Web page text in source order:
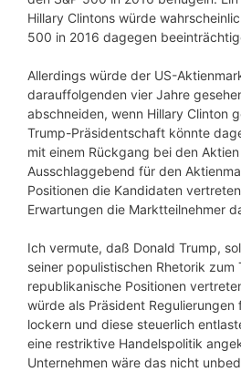
Hillary Clintons würde
500 in 2016 dagegen
Allerdings würde der US-
darauffolgenden vier Jahre
abschneiden, wenn Hillary Clinton
Trump-Präsidentschaft könnte
mit einem Rückgang bei den
Ausschlaggebend für den
Positionen die Kandidaten
Erwartungen die Marktteilnehmer
Ich vermute, daß Donald Trump,
seiner populistischen Rhetorik zum
republikanische Positionen
würde als Präsident Regulierungen
lockern und diese steuerlich
eine restriktive Handelspolitik
Unternehmen wäre das nicht